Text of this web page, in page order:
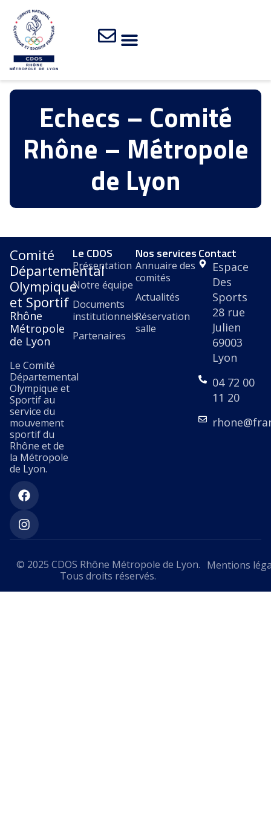
Echecs – Comité
Rhône – Métropole
de Lyon
Comité
Départemental
Olympique
et Sportif
Rhône
Métropole
de Lyon
Le Comité
Départemental
Olympique et
Sportif au
service du
mouvement
sportif du
Rhône et de
la Métropole
de Lyon.
Le CDOS
Présentation
Notre équipe
Documents
institutionnels
Partenaires
Nos services
Annuaire des
comités
Actualités
Réservation
salle
Contact
Espace
Des
Sports
28 rue
Julien
69003
Lyon
04 72 00
11 20
© 2025 CDOS Rhône Métropole de Lyon.
Tous droits réservés.
Mentions